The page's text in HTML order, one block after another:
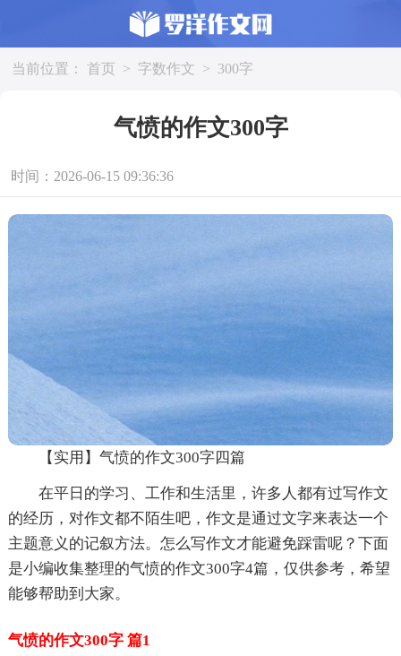
当前位置： 首页 > 字数作文 > 300字
气愤的作文300字
时间：2026-06-15 09:36:36
【实用】气愤的作文300字四篇
在平日的学习、工作和生活里，许多人都有过写作文
的经历，对作文都不陌生吧，作文是通过文字来表达一个
主题意义的记叙方法。怎么写作文才能避免踩雷呢？下面
是小编收集整理的气愤的作文300字4篇，仅供参考，希望
能够帮助到大家。
气愤的作文300字 篇1